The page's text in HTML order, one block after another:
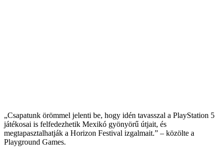
„Csapatunk örömmel jelenti be, hogy idén tavasszal a PlayStation 5
játékosai is felfedezhetik Mexikó gyönyörű útjait, és
megtapasztalhatják a Horizon Festival izgalmait.” – közölte a
Playground Games.